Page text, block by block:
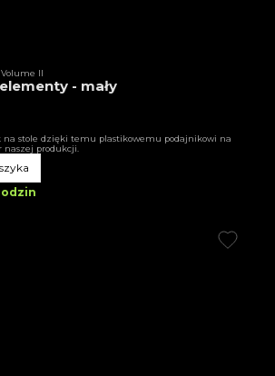
II
- mały
na stole dzięki temu plastikowemu podajnikowi na
naszej produkcji.